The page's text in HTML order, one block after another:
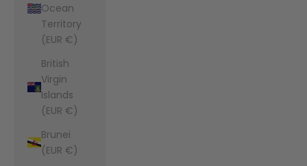
Ocean
Territory
(EUR €)
British
Virgin
Islands
(EUR €)
Brunei
(EUR €)